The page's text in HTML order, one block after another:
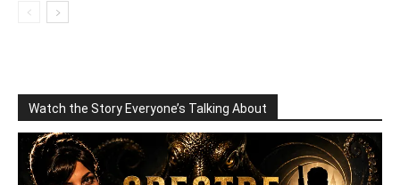
Watch the Story Everyone’s Talking About